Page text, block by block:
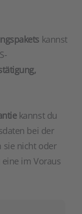
kannst
kannst du
bei der
sie nicht oder
im Voraus